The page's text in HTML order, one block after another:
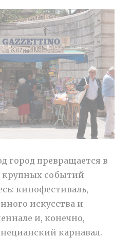
город превращается в
крупных событий
кинофестиваль,
искусства и
и, конечно,
карнавал.